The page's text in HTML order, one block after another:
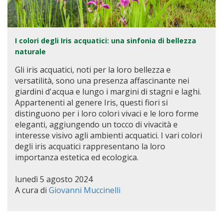
I colori degli Iris acquatici: una sinfonia di bellezza
naturale
Gli iris acquatici, noti per la loro bellezza e
versatilità, sono una presenza affascinante nei
giardini d'acqua e lungo i margini di stagni e laghi.
Appartenenti al genere Iris, questi fiori si
distinguono per i loro colori vivaci e le loro forme
eleganti, aggiungendo un tocco di vivacità e
interesse visivo agli ambienti acquatici. I vari colori
degli iris acquatici rappresentano la loro
importanza estetica ed ecologica.
lunedì 5 agosto 2024
A cura di Giovanni Muccinelli